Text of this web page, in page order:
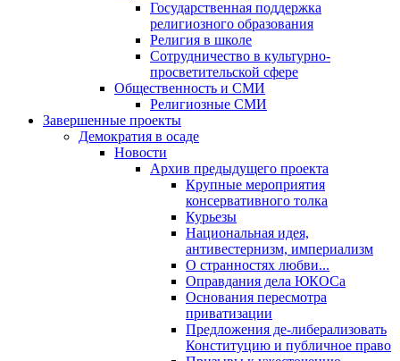
Государственная поддержка
религиозного образования
Религия в школе
Сотрудничество в культурно-
просветительской сфере
Общественность и СМИ
Религиозные СМИ
Завершенные проекты
Демократия в осаде
Новости
Архив предыдущего проекта
Крупные мероприятия
консервативного толка
Курьезы
Национальная идея,
антивестернизм, империализм
О странностях любви...
Оправдания дела ЮКОСа
Основания пересмотра
приватизации
Предложения де-либерализовать
Конституцию и публичное право